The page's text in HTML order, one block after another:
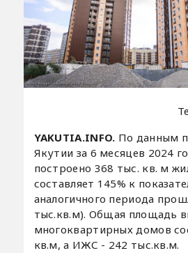
YAKUTIA.INFO. По данным
Якутии за 6 месяцев 2024
построено 368 тыс. кв. м
составляет 145% к
аналогичного периода
тыс.кв.м). Общая площадь
многоквартирных домов
кв.м, а ИЖС - 242 тыс.кв.м.